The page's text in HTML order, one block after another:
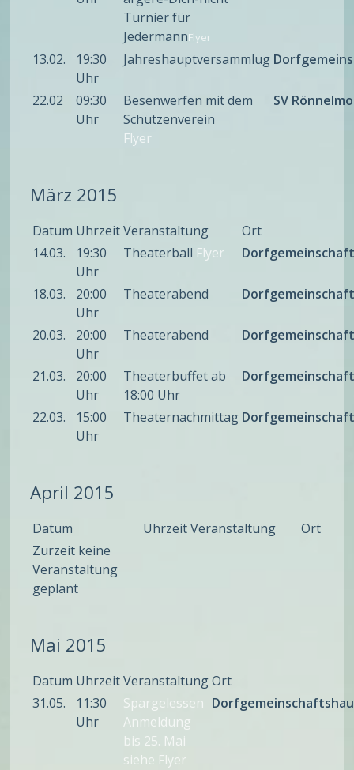
Turnier für
JedermannFlyer
13.02.
19:30
Uhr
Jahreshauptversammlug
22.02
09:30
Uhr
Besenwerfen mit dem
Schützenverein
Flyer
SV
März 2015
Datum Uhrzeit Veranstaltung
Ort
14.03.
19:30
Uhr
Theaterball Flyer
18.03.
20:00
Uhr
Theaterabend
20.03.
20:00
Uhr
Theaterabend
21.03.
20:00
Uhr
Theaterbuffet ab
18:00 Uhr
22.03.
15:00
Uhr
Theaternachmittag
April 2015
Datum Uhrzeit Veranstaltung
Ort
Zurzeit keine
Veranstaltung
geplant
Mai 2015
Datum Uhrzeit Veranstaltung Ort
31.05.
11:30
Uhr
Spargelessen
Anmeldung
bis 25. Mai
siehe Flyer